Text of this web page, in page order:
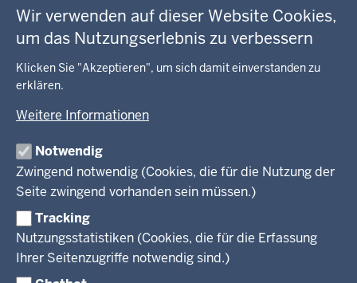
Wir verwenden auf dieser Website Cookies,
um das Nutzungserlebnis zu verbessern
Klicken Sie "Akzeptieren", um sich damit einverstanden zu
erklären.
Weitere Informationen
Notwendig
Zwingend notwendig (Cookies, die für die Nutzung der
Seite zwingend vorhanden sein müssen.)
Tracking
Nutzungsstatistiken (Cookies, die für die Erfassung
Ihrer Seitenzugriffe notwendig sind.)
Fußzeile
Gesundheit und Soziales
Kommunales, Planung, Bauen und Verkehr
Schule und Bildung
Wirtschaft und Kultur
GEOBASIS NRW
Ausbildung und Karriere
Geodaten-Anwendungen
Neues
Produkte und Dienste
TIM-online
Webdienste
Amtsblatt
Behördenleitung
Leitbild
Personalvertretung
Regierungsbezirk
Reisekostenstelle
Veranstaltungen
Stellenangebote
Stellenangebote Schule
Praktikum
Referendariate
Bewerbung
Vormerkstelle NRW
PRESSE
Mediathek
Newsletter
Pressekontakt
Pressemitteilungen
Publikationen
VERFAHREN UND BEKANNTMACHUNGEN
Bekanntmachungen
Legionellen
Luftreinhaltepläne
Facebook
Instagram
LinkedIn